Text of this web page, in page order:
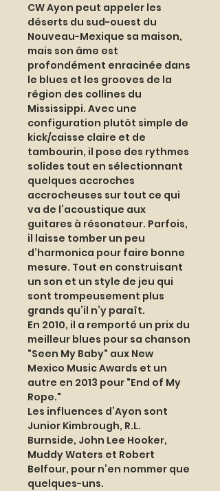
CW Ayon peut appeler les
déserts du sud-ouest du
Nouveau-Mexique sa maison,
mais son âme est
profondément enracinée dans
le blues et les grooves de la
région des collines du
Mississippi. Avec une
configuration plutôt simple de
kick/caisse claire et de
tambourin, il pose des rythmes
solides tout en sélectionnant
quelques accroches
accrocheuses sur tout ce qui
va de l’acoustique aux
guitares à résonateur. Parfois,
il laisse tomber un peu
d’harmonica pour faire bonne
mesure. Tout en construisant
un son et un style de jeu qui
sont trompeusement plus
grands qu’il n’y paraît.
En 2010, il a remporté un prix du
meilleur blues pour sa chanson
"Seen My Baby" aux New
Mexico Music Awards et un
autre en 2013 pour "End of My
Rope."
Les influences d’Ayon sont
Junior Kimbrough, R.L.
Burnside, John Lee Hooker,
Muddy Waters et Robert
Belfour, pour n’en nommer que
quelques-uns.